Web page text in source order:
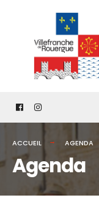
content
ACCUEIL AGENDA
Agenda